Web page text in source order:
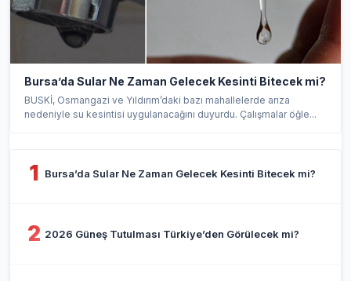
Bursa’da Sular Ne Zaman Gelecek Kesinti Bitecek mi?
BUSKİ, Osmangazi ve Yıldırım’daki bazı mahallelerde arıza
nedeniyle su kesintisi uygulanacağını duyurdu. Çalışmalar öğle...
1 Bursa’da Sular Ne Zaman Gelecek Kesinti Bitecek mi?
2 2026 Güneş Tutulması Türkiye’den Görülecek mi?